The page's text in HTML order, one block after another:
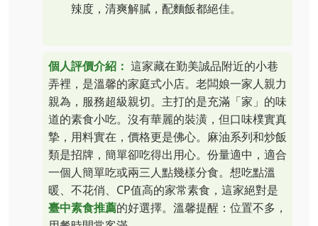
辣度，清爽解膩，配麵飯都絕佳。
個人評價介紹： 這家藏在勤美誠品附近的小巷
弄裡，是溫馨的家庭式小店。老闆娘一家人親力
親為，服務超級親切。主打的是充滿「家」的味
道的素食小吃。沒有華麗的裝潢，但口味樸實真
摯，用料實在，價格更是佛心。麻油系列和炒飯
類是招牌，簡單卻吃得出用心。份量適中，適合
一個人簡單吃或兩三人點幾樣分食。想吃點溫
暖、不花俏、CP值高的家常素食，這家絕對是
臺中素食推薦的好選擇。溫馨提醒：位置不多，